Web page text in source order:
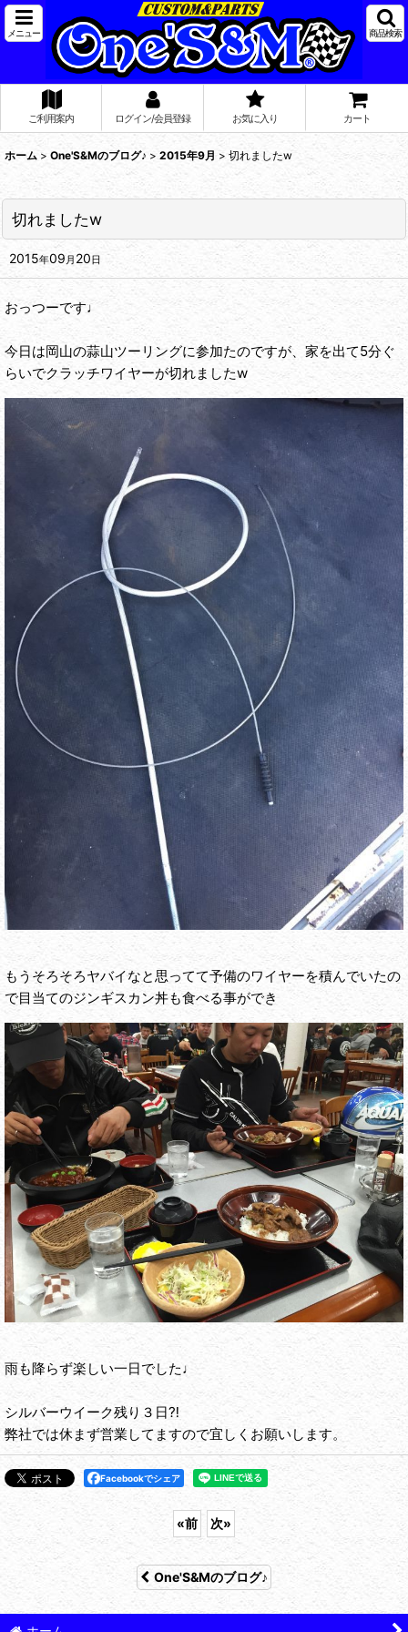
メニュー 商品検索
ご利用案内 ログイン/会員登録 お気に入り カート
ホーム > One'S&Mのブログ♪ > 2015年9月 > 切れましたw
切れましたw
2015年09月 20日
おっつーです♩
今日は岡山の蒜山ツーリングに参加たのですが、家を出て5分ぐ
らいでクラッチワイヤーが切れましたw
もうそろそろヤバイなと思ってて予備のワイヤーを積んでいたの
で目当てのジンギスカン丼も食べる事ができ
雨も降らず楽しい一日でした♩
シルバーウイーク残り３日⁈
弊社では休まず営業してますので宜しくお願いします。
Facebookでシェア
«前 次»
One'S&Mのブログ♪